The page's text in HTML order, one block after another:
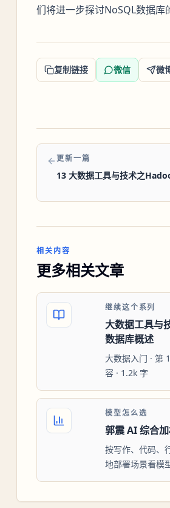
们将进一步探讨NoSQL数据库
复制链接 微信 微
更新一篇
13 大数据工具与技术之
相关内容
更多相关文章
继续这个系列
大数据工具与
数据库概述
大数据入门 · 第
容 · 1.2k 字
模型怎么选
郭震 AI 综合
按写作、代码、
地部署场景看模